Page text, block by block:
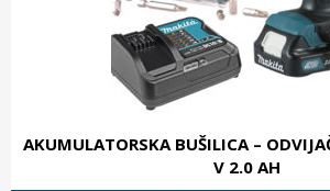
AKUMULATORSKA BUŠILICA –
V 2.0 AH